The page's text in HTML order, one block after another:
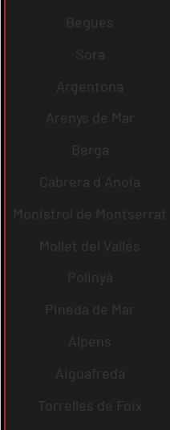
Begues
Sora
Argentona
Arenys de Mar
Berga
Cabrera d´Anoia
Monistrol de Montserrat
Mollet del Vallès
Polinyà
Pineda de Mar
Alpens
Aiguafreda
Torrelles de Foix